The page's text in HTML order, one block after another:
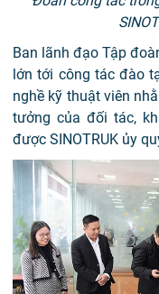
Ban lãnh đạo Tập
lớn tới công tác đào
nghề kỹ thuật viên
tưởng của đối tác,
được SINOTRUK ủy